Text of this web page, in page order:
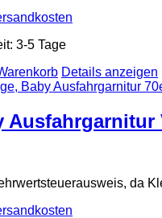
3-5 Tage
Details anzeigen
Ausfahrgarnitur
da